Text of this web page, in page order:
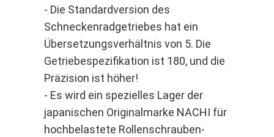
- Die Standardversion des
Schneckenradgetriebes hat ein
Übersetzungsverhältnis von 5. Die
Getriebespezifikation ist 180, und die
Präzision ist höher!
- Es wird ein spezielles Lager der
japanischen Originalmarke NACHI für
hochbelastete Rollenschrauben-